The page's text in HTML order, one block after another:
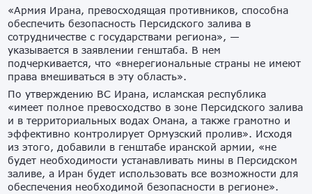
«Армия Ирана, превосходящая противников, способна
обеспечить безопасность Персидского залива в
сотрудничестве с государствами региона», —
указывается в заявлении генштаба. В нем
подчеркивается, что «внерегиональные страны не имеют
права вмешиваться в эту область».
По утверждению ВС Ирана, исламская республика
«имеет полное превосходство в зоне Персидского залива
и в территориальных водах Омана, а также грамотно и
эффективно контролирует Ормузский пролив». Исходя
из этого, добавили в генштабе иранской армии, «не
будет необходимости устанавливать мины в Персидском
заливе, а Иран будет использовать все возможности для
обеспечения необходимой безопасности в регионе».